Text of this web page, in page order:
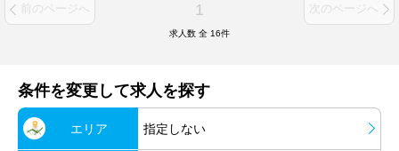
前のページへ 1 次のページへ
求人数 全 16件
条件を変更して求人を探す
エリア 指定しない